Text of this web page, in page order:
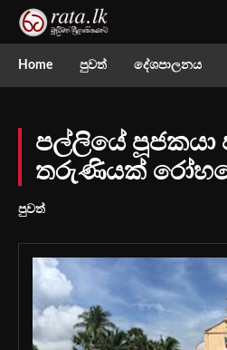
Home පුවත් දේශපාලනය
පල්ලියේ පූජකයා
තරුණියක්
පුවත්